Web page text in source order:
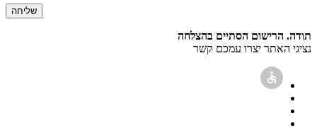
תודה. הרישום הסתיים בהצלחה
נציגי האתר יצרו עמכם קשר